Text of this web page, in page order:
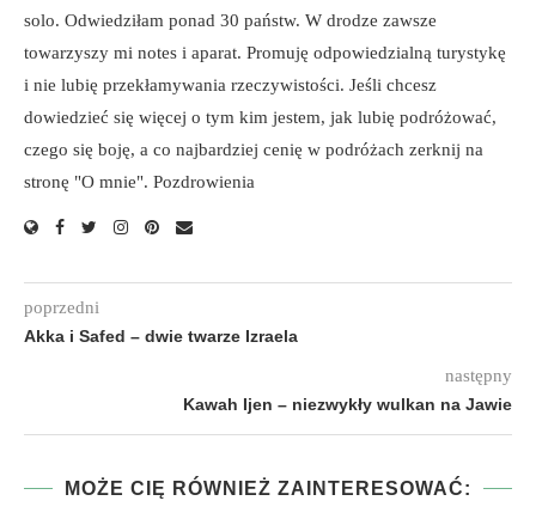
solo. Odwiedziłam ponad 30 państw. W drodze zawsze
towarzyszy mi notes i aparat. Promuję odpowiedzialną turystykę
i nie lubię przekłamywania rzeczywistości. Jeśli chcesz
dowiedzieć się więcej o tym kim jestem, jak lubię podróżować,
czego się boję, a co najbardziej cenię w podróżach zerknij na
stronę "O mnie". Pozdrowienia
poprzedni
Akka i Safed – dwie twarze Izraela
następny
Kawah Ijen – niezwykły wulkan na Jawie
MOŻE CIĘ RÓWNIEŻ ZAINTERESOWAĆ: